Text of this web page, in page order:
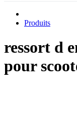
Produits
ressort d
pour